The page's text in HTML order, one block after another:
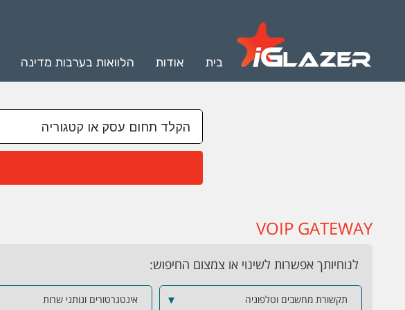
בית אודות הלוואות בערבות מדינה
VOIP GATEWAY
לנוחיותך אפשרות לשינוי או צמצום החיפוש:
תקשורת מחשבים וטלפוניה ▼ אינטגרטורים ונותני שרות